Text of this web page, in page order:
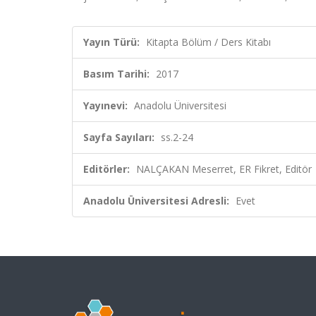
Yayın Türü: Kitapta Bölüm / Ders Kitabı
Basım Tarihi: 2017
Yayınevi: Anadolu Üniversitesi
Sayfa Sayıları: ss.2-24
Editörler: NALÇAKAN Meserret, ER Fikret, Editör
Anadolu Üniversitesi Adresli: Evet